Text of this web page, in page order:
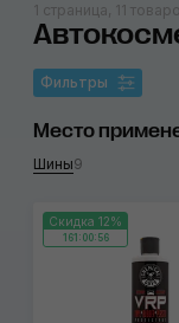
1 страница, 11
Фильтры
Место
Шины9
Скидка 12%
161:00:56